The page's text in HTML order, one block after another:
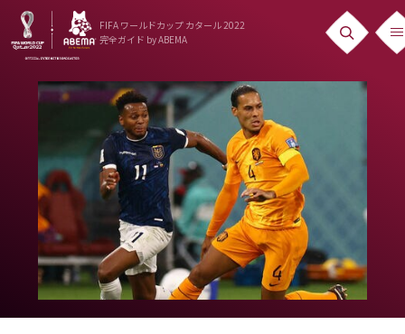
FIFA ワールドカップ カタール 2022
完全ガイド by ABEMA
ニュース
出場国
Teams
日本代表
Team Japan
日程・結果